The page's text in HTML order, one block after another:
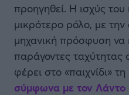
προηγηθεί. Η ισχύς του
μικρότερο ρόλο, με
μηχανική πρόσφυση να
παράγοντες
φέρει στο «παιχνίδι»
σύμφωνα με τον Λάντο